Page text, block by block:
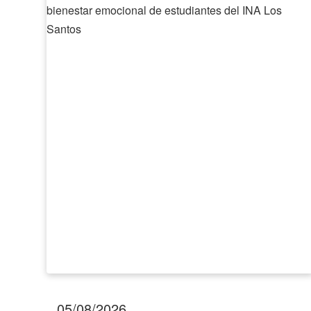
fortalece
la